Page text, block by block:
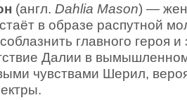
(англ. Dahlia Mason) —
в образе распутной
главного героя и
Далии в
чувствами Шерил,